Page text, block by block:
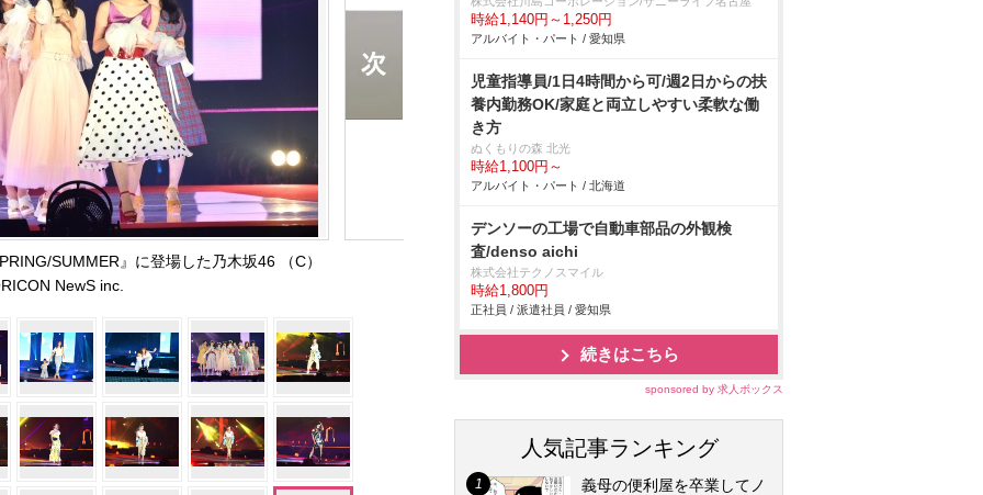
SUMMER』に登場した乃木坂46 （C）
NewS inc.
時給1,140円～1,250円
アルバイト・パート / 愛知県
児童指導員/1日4時間から可/週2日からの扶
養内勤務OK/家庭と両立しやすい柔軟な働
き方
ぬくもりの森 北光
時給1,100円～
アルバイト・パート / 北海道
デンソーの工場で自動車部品の外観検
査/denso aichi
株式会社テクノスマイル
時給1,800円
正社員 / 派遣社員 / 愛知県
続きはこちら
sponsored by 求人ボックス
人気記事ランキング
義母の便利屋を卒業してノ